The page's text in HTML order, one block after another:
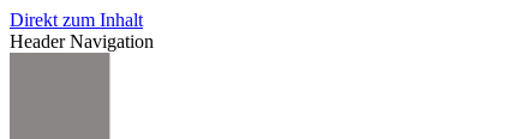
Direkt zum Inhalt
Header Navigation